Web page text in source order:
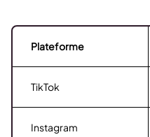
Plateforme
TikTok
Instagram